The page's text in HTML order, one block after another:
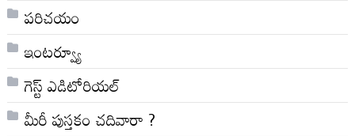
పరిచయం
ఇంటర్వ్యూ
గెస్ట్ ఎడిటోరియల్
మీరీ పుస్తకం చదివారా ?